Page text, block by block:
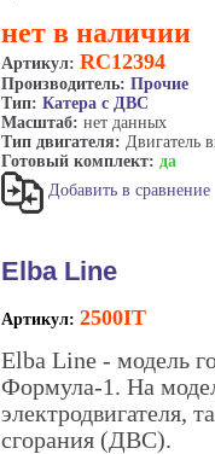
нет в наличии
Артикул: RC12394
Производитель: Прочие
Тип: Катера с ДВС
Масштаб: нет данных
Тип двигателя: Двигатель
Готовый комплект: да
Добавить в сравнение
Elba Line
Артикул: 2500IT
Elba Line - модель
Формула-1. На
электродвигателя,
сгорания (ДВС).